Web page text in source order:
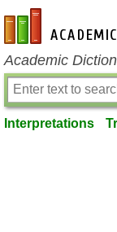
en-academic.com
Academic
Interpretations